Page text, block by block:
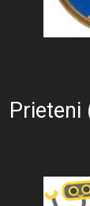
Prieteni